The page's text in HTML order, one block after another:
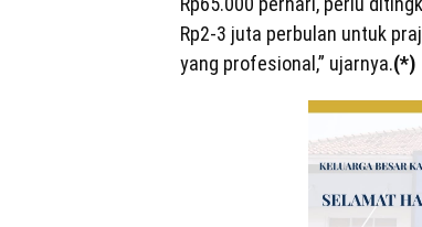
Rp2-3 juta perbulan untuk
yang profesional,” ujarnya.(*)